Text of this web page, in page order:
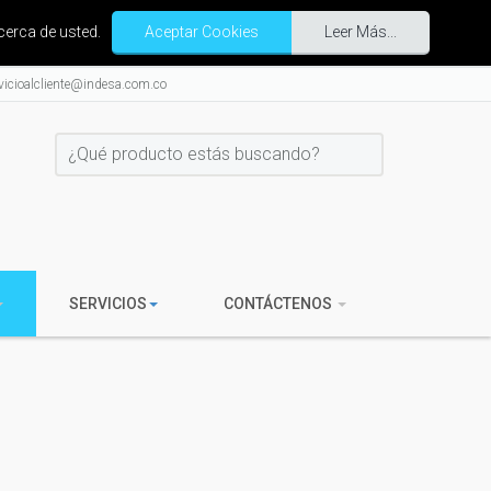
de usted. Aceptar Cookies Leer Más...
SERVICIOS CONTÁCTENOS